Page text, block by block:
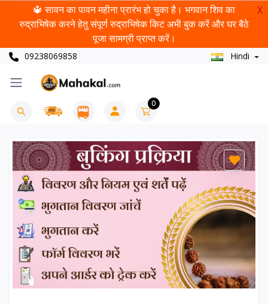
🔱 सावन का पावन महीना प्रारंभ हो चुका है। भगवान शिव का
रुद्राभिषेक करने हेतु संपूर्ण रुद्राभिषेक किट अभी बुक करें और घर बैठे
पूजा सामग्री प्राप्त करें।
X
09238069858 Hindi
0